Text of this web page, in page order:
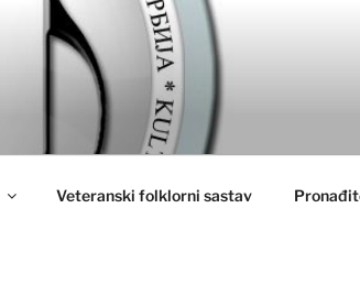
Veteranski folklorni sastav